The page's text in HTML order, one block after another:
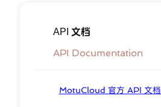
API 文档
API Documentation
MotuCloud 官方 API 文档